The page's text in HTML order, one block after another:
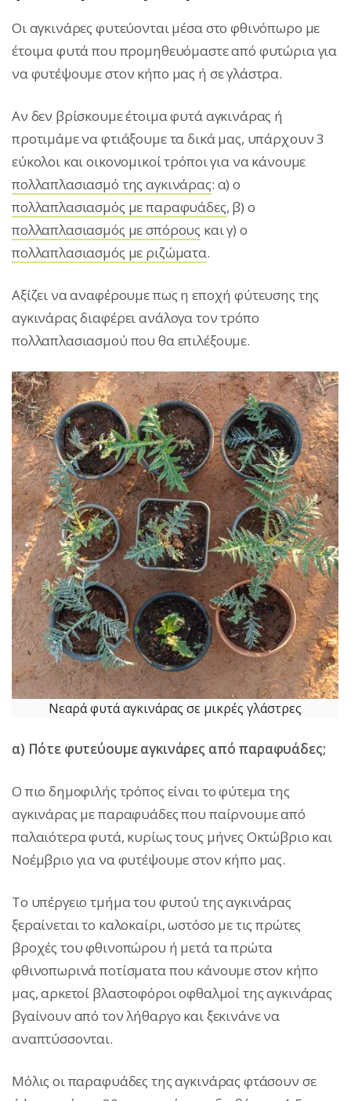
Οι αγκινάρες φυτεύονται μέσα στο φθινόπωρο με
έτοιμα φυτά που προμηθευόμαστε από φυτώρια για
να φυτέψουμε στον κήπο μας ή σε γλάστρα.
Αν δεν βρίσκουμε έτοιμα φυτά αγκινάρας ή
προτιμάμε να φτιάξουμε τα δικά μας, υπάρχουν 3
εύκολοι και οικονομικοί τρόποι για να κάνουμε
πολλαπλασιασμό της αγκινάρας: α) ο
πολλαπλασιασμός με παραφυάδες, β) ο
πολλαπλασιασμός με σπόρους και γ) ο
πολλαπλασιασμός με ριζώματα.
Αξίζει να αναφέρουμε πως η εποχή φύτευσης της
αγκινάρας διαφέρει ανάλογα τον τρόπο
πολλαπλασιασμού που θα επιλέξουμε.
Νεαρά φυτά αγκινάρας σε μικρές γλάστρες
α) Πότε φυτεύουμε αγκινάρες από παραφυάδες;
Ο πιο δημοφιλής τρόπος είναι το φύτεμα της
αγκινάρας με παραφυάδες που παίρνουμε από
παλαιότερα φυτά, κυρίως τους μήνες Οκτώβριο και
Νοέμβριο για να φυτέψουμε στον κήπο μας.
Το υπέργειο τμήμα του φυτού της αγκινάρας
ξεραίνεται το καλοκαίρι, ωστόσο με τις πρώτες
βροχές του φθινοπώρου ή μετά τα πρώτα
φθινοπωρινά ποτίσματα που κάνουμε στον κήπο
μας, αρκετοί βλαστοφόροι οφθαλμοί της αγκινάρας
βγαίνουν από τον λήθαργο και ξεκινάνε να
αναπτύσσονται.
Μόλις οι παραφυάδες της αγκινάρας φτάσουν σε